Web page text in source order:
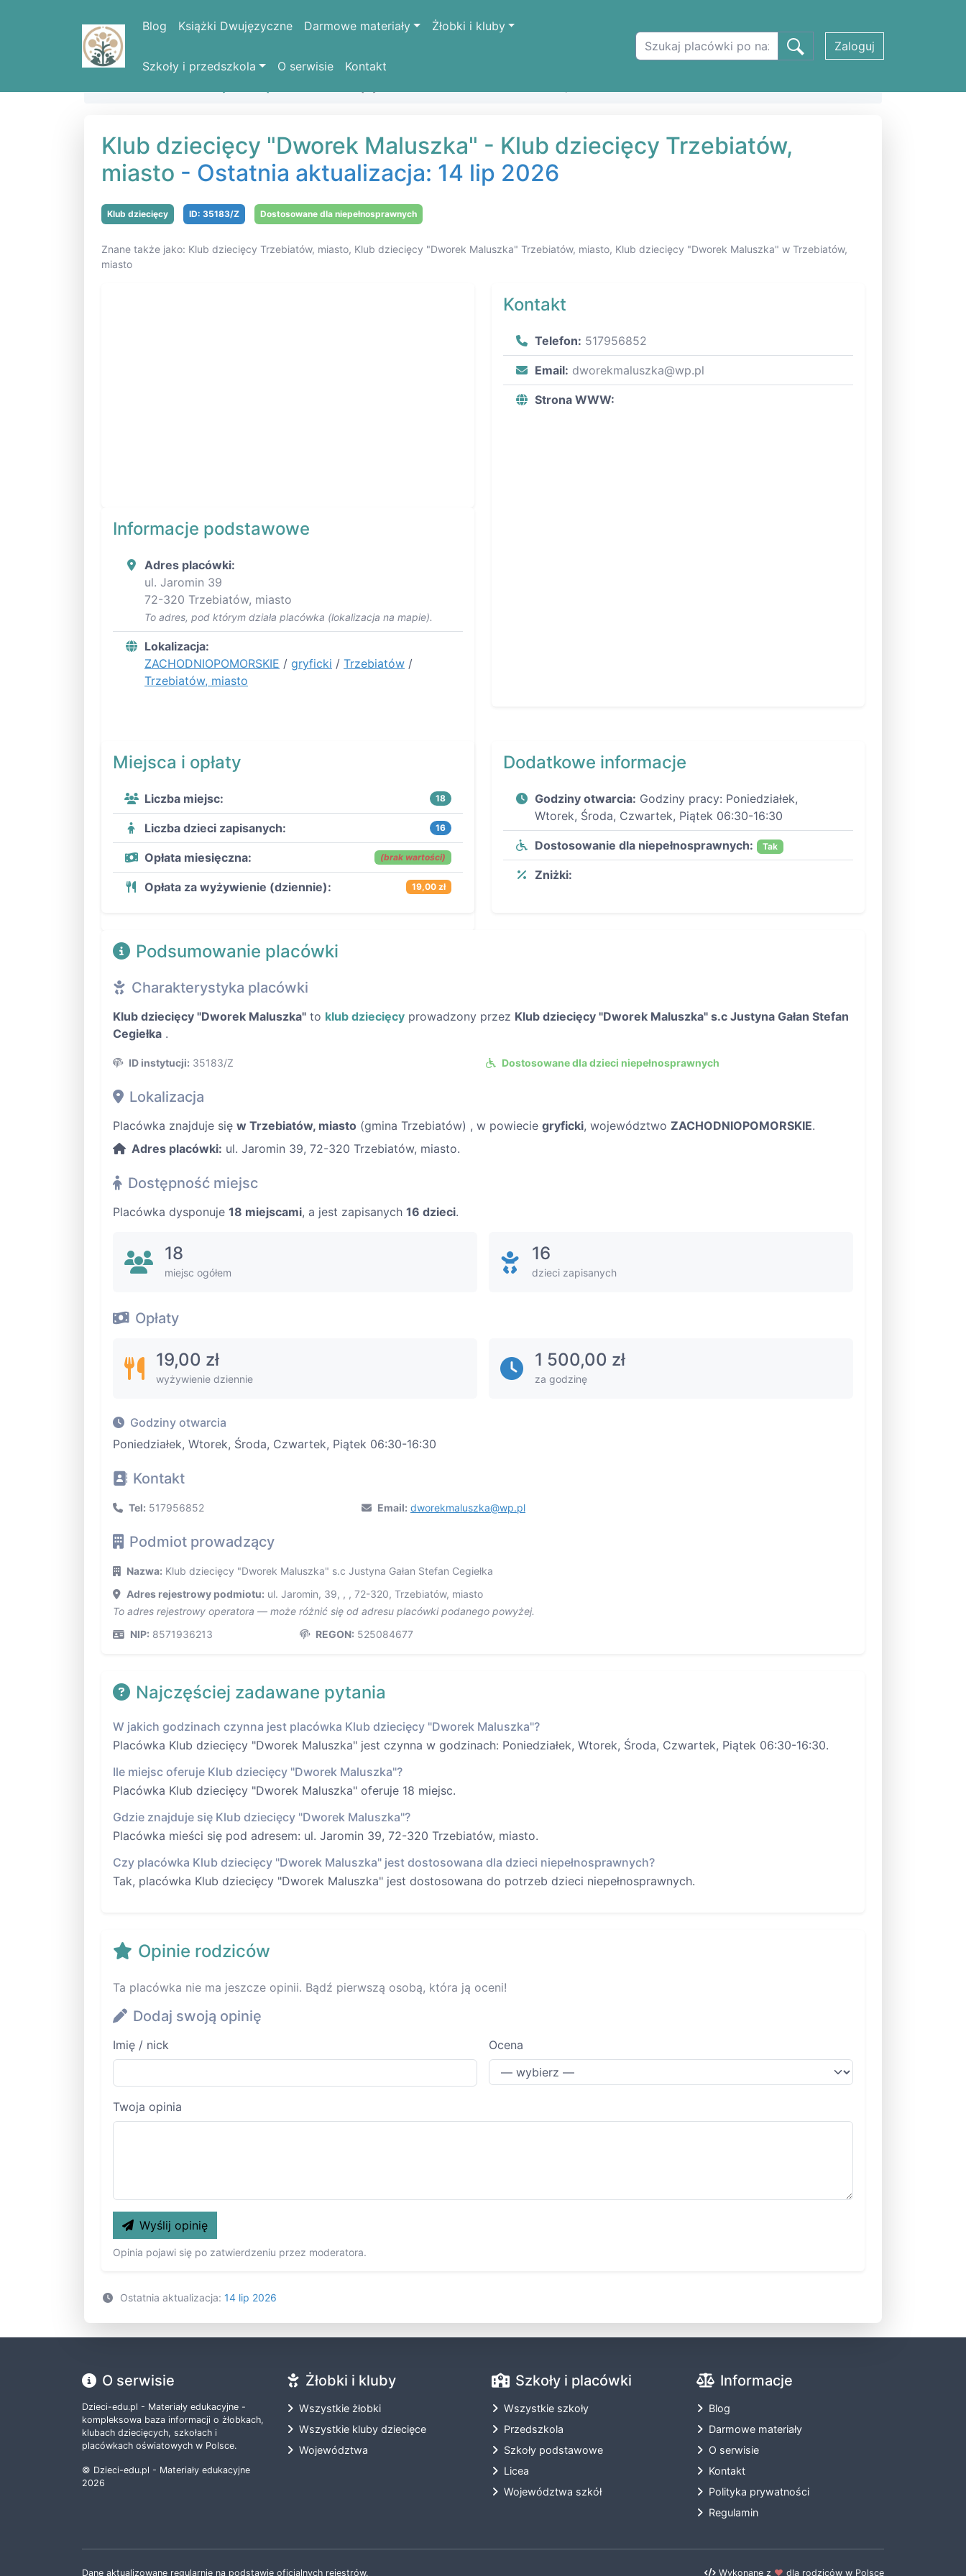
Blog Książki Dwujęzyczne Darmowe materiały Żłobki i kluby
Szkoły i przedszkola O serwisie Kontakt
Zaloguj
Klub dziecięcy "Dworek Maluszka" - Klub dziecięcy Trzebiatów,
miasto - Ostatnia aktualizacja: 14 lip 2026
Klub dziecięcy ID: 35183/Z Dostosowane dla niepełnosprawnych
Znane także jako: Klub dziecięcy Trzebiatów, miasto, Klub dziecięcy "Dworek Maluszka" Trzebiatów, miasto, Klub dziecięcy "Dworek Maluszka" w Trzebiatów,
miasto
Informacje podstawowe
Adres placówki:
ul. Jaromin 39
72-320 Trzebiatów, miasto
To adres, pod którym działa placówka (lokalizacja na mapie).
Lokalizacja:
ZACHODNIOPOMORSKIE / gryficki / Trzebiatów /
Trzebiatów, miasto
Kontakt
Telefon: 517956852
Email: dworekmaluszka@wp.pl
Strona WWW:
Miejsca i opłaty
Liczba miejsc: 18
Liczba dzieci zapisanych: 16
Opłata miesięczna: (brak wartości)
Opłata za wyżywienie (dziennie): 19,00 zł
Dodatkowe informacje
Godziny otwarcia: Godziny pracy: Poniedziałek,
Wtorek, Środa, Czwartek, Piątek 06:30-16:30
Dostosowanie dla niepełnosprawnych: Tak
Zniżki:
Podsumowanie placówki
Charakterystyka placówki
Klub dziecięcy "Dworek Maluszka" to klub dziecięcy prowadzony przez Klub dziecięcy "Dworek Maluszka" s.c Justyna Gałan Stefan
Cegiełka .
ID instytucji: 35183/Z Dostosowane dla dzieci niepełnosprawnych
Lokalizacja
Placówka znajduje się w Trzebiatów, miasto (gmina Trzebiatów) , w powiecie gryficki, województwo ZACHODNIOPOMORSKIE.
Adres placówki: ul. Jaromin 39, 72-320 Trzebiatów, miasto.
Dostępność miejsc
Placówka dysponuje 18 miejscami, a jest zapisanych 16 dzieci.
18
miejsc ogółem
16
dzieci zapisanych
Opłaty
19,00 zł
wyżywienie dziennie
1 500,00 zł
za godzinę
Godziny otwarcia
Poniedziałek, Wtorek, Środa, Czwartek, Piątek 06:30-16:30
Kontakt
Tel: 517956852 Email: dworekmaluszka@wp.pl
Podmiot prowadzący
Nazwa: Klub dziecięcy "Dworek Maluszka" s.c Justyna Gałan Stefan Cegiełka
Adres rejestrowy podmiotu: ul. Jaromin, 39, , , 72-320, Trzebiatów, miasto
To adres rejestrowy operatora — może różnić się od adresu placówki podanego powyżej.
NIP: 8571936213 REGON: 525084677
Najczęściej zadawane pytania
W jakich godzinach czynna jest placówka Klub dziecięcy "Dworek Maluszka"?
Placówka Klub dziecięcy "Dworek Maluszka" jest czynna w godzinach: Poniedziałek, Wtorek, Środa, Czwartek, Piątek 06:30-16:30.
Ile miejsc oferuje Klub dziecięcy "Dworek Maluszka"?
Placówka Klub dziecięcy "Dworek Maluszka" oferuje 18 miejsc.
Gdzie znajduje się Klub dziecięcy "Dworek Maluszka"?
Placówka mieści się pod adresem: ul. Jaromin 39, 72-320 Trzebiatów, miasto.
Czy placówka Klub dziecięcy "Dworek Maluszka" jest dostosowana dla dzieci niepełnosprawnych?
Tak, placówka Klub dziecięcy "Dworek Maluszka" jest dostosowana do potrzeb dzieci niepełnosprawnych.
Opinie rodziców
Ta placówka nie ma jeszcze opinii. Bądź pierwszą osobą, która ją oceni!
Dodaj swoją opinię
Imię / nick Ocena
Twoja opinia
Wyślij opinię
Opinia pojawi się po zatwierdzeniu przez moderatora.
Ostatnia aktualizacja: 14 lip 2026
O serwisie
Dzieci-edu.pl - Materiały edukacyjne -
kompleksowa baza informacji o żłobkach,
klubach dziecięcych, szkołach i
placówkach oświatowych w Polsce.
© Dzieci-edu.pl - Materiały edukacyjne
2026
Żłobki i kluby
Wszystkie żłobki
Wszystkie kluby dziecięce
Województwa
Szkoły i placówki
Wszystkie szkoły
Przedszkola
Szkoły podstawowe
Licea
Województwa szkół
Informacje
Blog
Darmowe materiały
O serwisie
Kontakt
Polityka prywatności
Regulamin
Dane aktualizowane regularnie na podstawie oficjalnych rejestrów. Wykonane z ❤️ dla rodziców w Polsce